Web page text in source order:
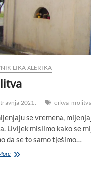
ovome
svecu
LIKA ALERIKA
2021. crkva molitva
se vremena,
Uvijek mislimo kako se
da se to samo tješimo…
Molitva